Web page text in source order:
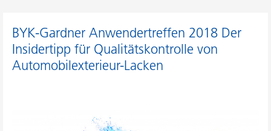
BYK-Gardner Anwendertreffen 2018 Der
Insidertipp für Qualitätskontrolle von
Automobilexterieur-Lacken